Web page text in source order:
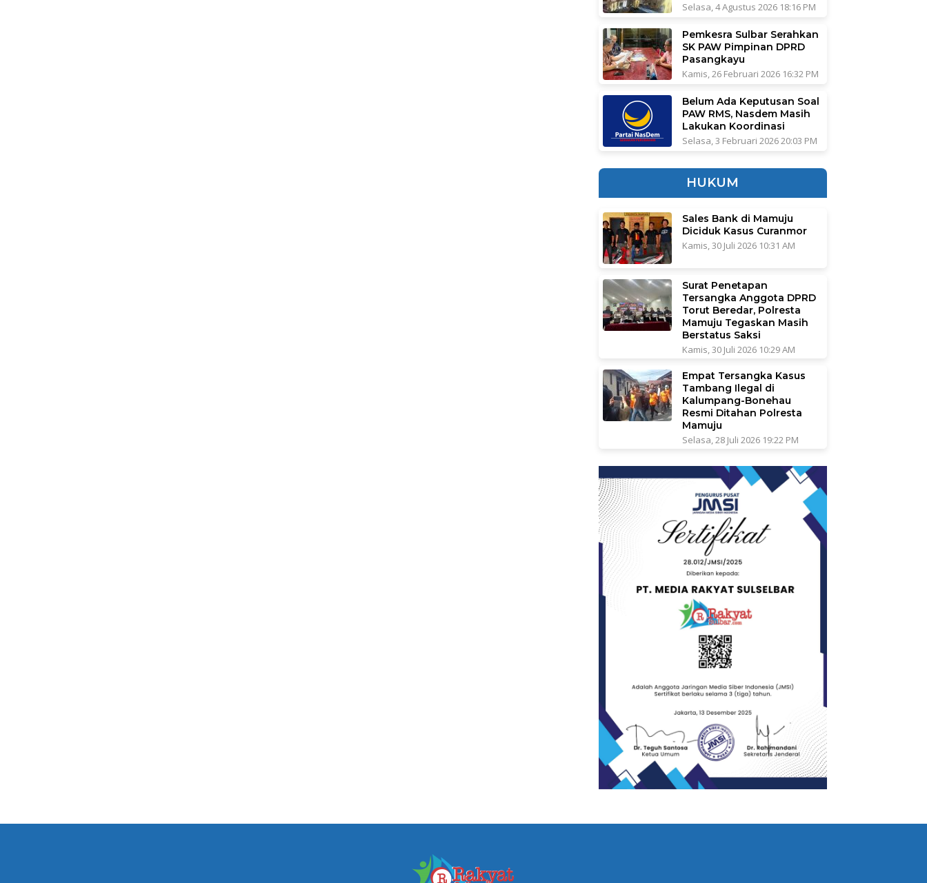
Selasa, 4 Agustus 2026 18:16 PM
Pemkesra Sulbar Serahkan
SK PAW Pimpinan DPRD
Pasangkayu
Kamis, 26 Februari 2026 16:32 PM
Belum Ada Keputusan Soal
PAW RMS, Nasdem Masih
Lakukan Koordinasi
Selasa, 3 Februari 2026 20:03 PM
HUKUM
Sales Bank di Mamuju
Diciduk Kasus Curanmor
Kamis, 30 Juli 2026 10:31 AM
Surat Penetapan
Tersangka Anggota DPRD
Torut Beredar, Polresta
Mamuju Tegaskan Masih
Berstatus Saksi
Kamis, 30 Juli 2026 10:29 AM
Empat Tersangka Kasus
Tambang Ilegal di
Kalumpang-Bonehau
Resmi Ditahan Polresta
Mamuju
Selasa, 28 Juli 2026 19:22 PM